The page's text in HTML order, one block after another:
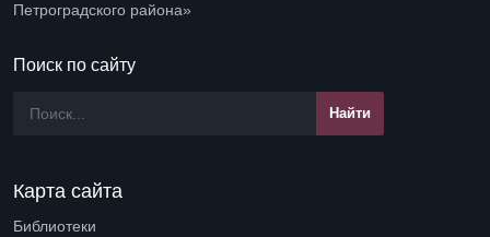
Петроградского района»
Поиск по сайту
Карта сайта
Библиотеки